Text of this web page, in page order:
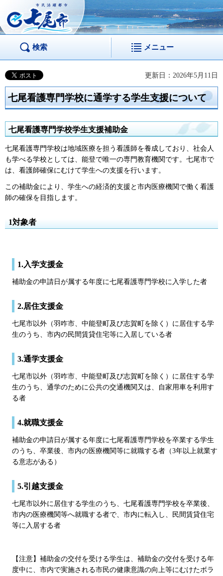
市民活躍都市 七尾
市
検索 メニュー
更新日：2026年5月11日
七尾看護専門学校に通学する学生支援について
七尾看護専門学校学生支援補助金
七尾看護専門学校は地域医療を担う看護師を養成しており、社会人
も学べる学校としては、能登で唯一の専門教育機関です。七尾市で
は、看護師確保にむけて学生への支援を行います。
この補助金により、学生への経済的支援と市内医療機関で働く看護
師の確保を目指します。
1対象者
1.入学支援金
補助金の申請日が属する年度に七尾看護専門学校に入学した者
2.居住支援金
七尾市以外（羽咋市、中能登町及び志賀町を除く）に居住する学
生のうち、市内の民間賃貸住宅等に入居している者
3.通学支援金
七尾市以外（羽咋市、中能登町及び志賀町を除く）に居住する学
生のうち、通学のために公共の交通機関又は、自家用車を利用す
る者
4.就職支援金
補助金の申請日が属する年度に七尾看護専門学校を卒業する学生
のうち、卒業後、市内の医療機関等に就職する者（3年以上就業す
る意志がある）
5.引越支援金
七尾市以外に居住する学生のうち、七尾看護専門学校を卒業後、
市内の医療機関等へ就職する者で、市内に転入し、民間賃貸住宅
等に入居する者
【注意】補助金の交付を受ける学生は、補助金の交付を受ける年
度中に、市内で実施される市民の健康意識の向上等にむけたボラ